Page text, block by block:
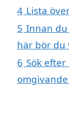
4 Lista
5 Innan
här bör du
6 Sök